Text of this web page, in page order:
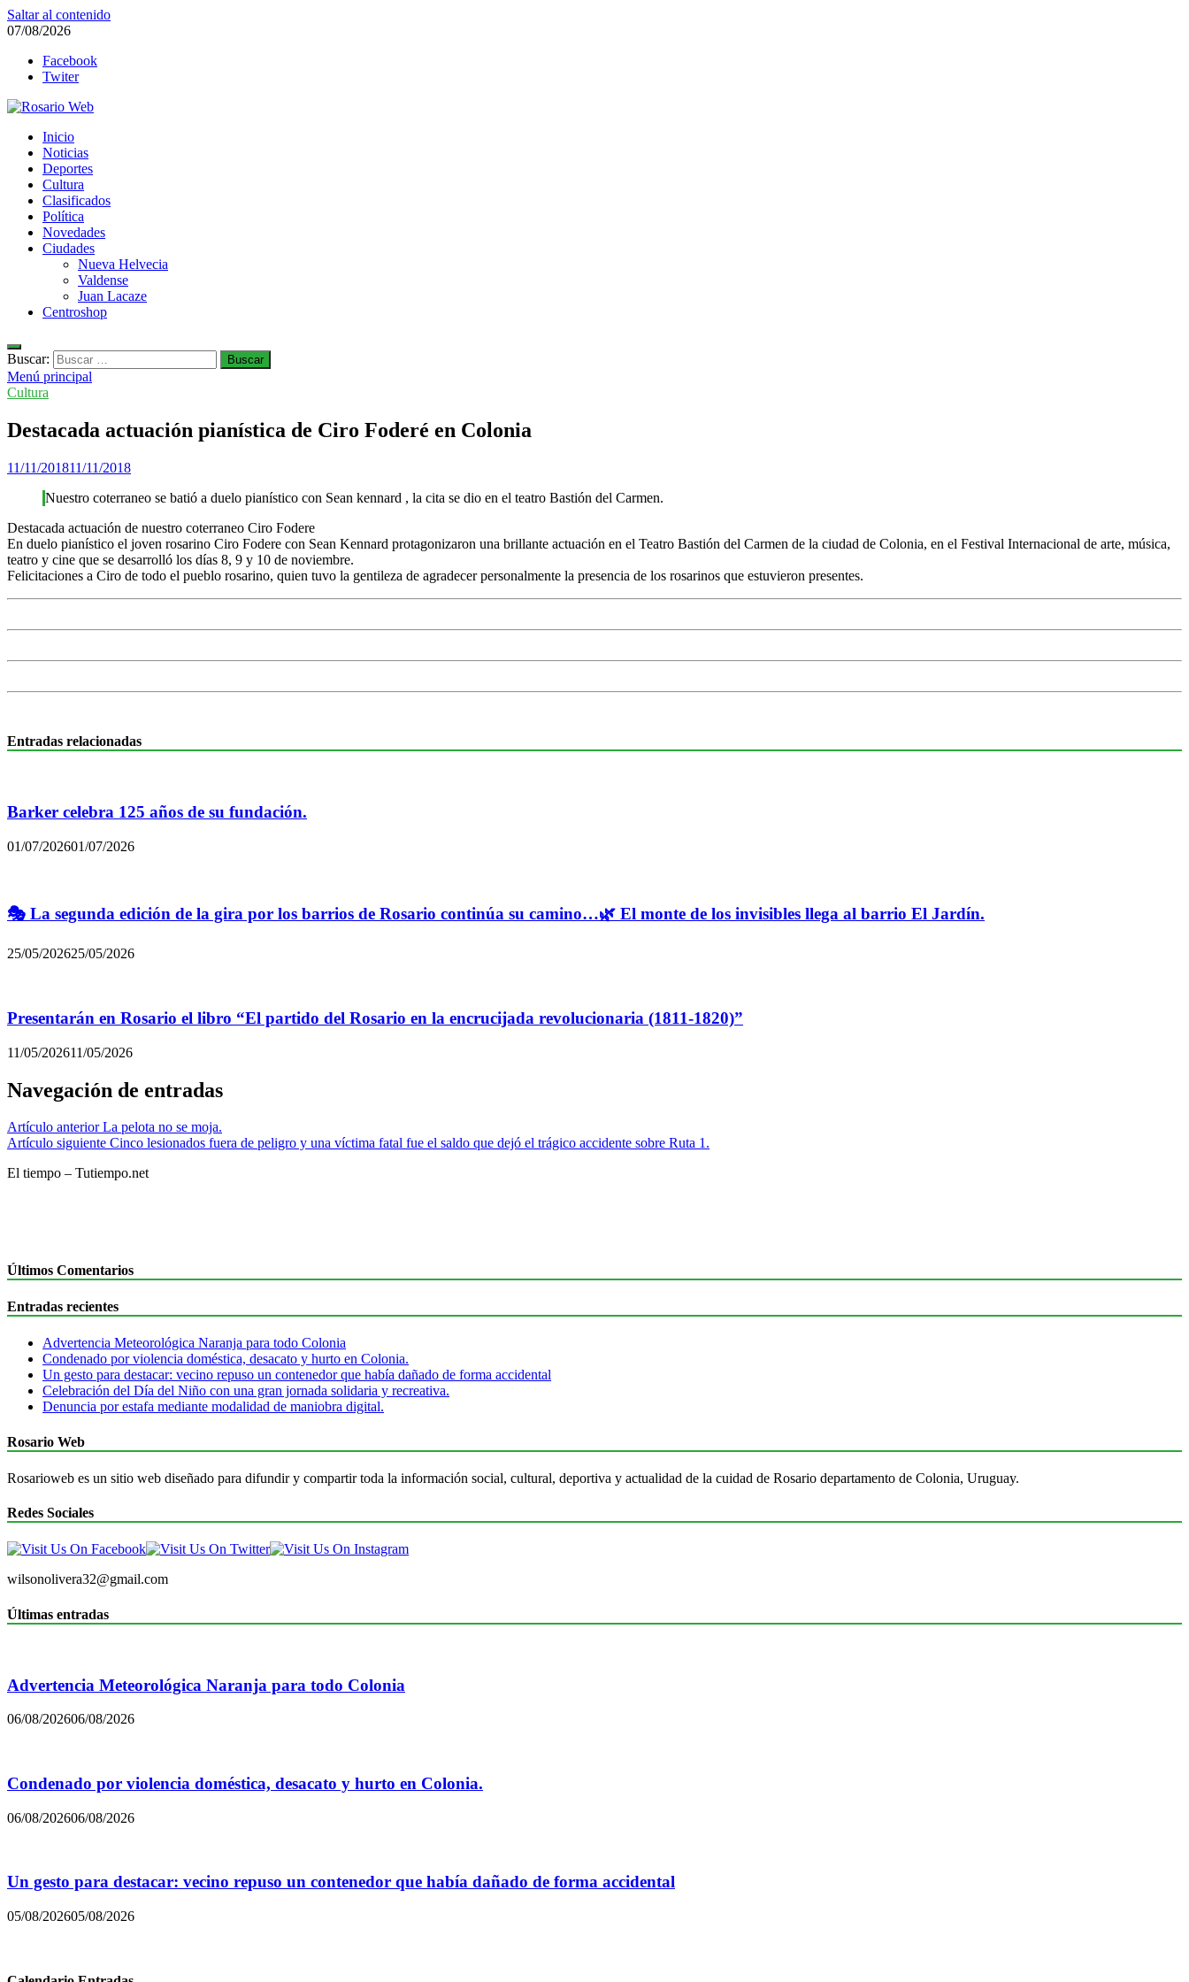
Saltar al contenido
07/08/2026
Facebook
Twiter
Rosario Web
Todas la noticias de Rosario y la zona
Inicio
Noticias
Deportes
Cultura
Clasificados
Política
Novedades
Ciudades
Nueva Helvecia
Valdense
Juan Lacaze
Centroshop
Buscar:
Menú principal
Cultura
Destacada actuación pianística de Ciro Foderé en Colonia
11/11/201811/11/2018
Nuestro coterraneo se batió a duelo pianístico con Sean kennard , la cita se dio en el teatro Bastión del Carmen.
Destacada actuación de nuestro coterraneo Ciro Fodere
En duelo pianístico el joven rosarino Ciro Fodere con Sean Kennard protagonizaron una brillante actuación en el Teatro Bastión del Carmen de la ciudad de Colonia, en el Festival Internacional de arte, música,
teatro y cine que se desarrolló los días 8, 9 y 10 de noviembre.
Felicitaciones a Ciro de todo el pueblo rosarino, quien tuvo la gentileza de agradecer personalmente la presencia de los rosarinos que estuvieron presentes.
Entradas relacionadas
Barker celebra 125 años de su fundación.
01/07/202601/07/2026
🎭 La segunda edición de la gira por los barrios de Rosario continúa su camino…🌿 El monte de los invisibles llega al barrio El Jardín.
25/05/202625/05/2026
Presentarán en Rosario el libro “El partido del Rosario en la encrucijada revolucionaria (1811-1820)”
11/05/202611/05/2026
Navegación de entradas
Artículo anterior La pelota no se moja.
Artículo siguiente Cinco lesionados fuera de peligro y una víctima fatal fue el saldo que dejó el trágico accidente sobre Ruta 1.
El tiempo – Tutiempo.net
Últimos Comentarios
Entradas recientes
Advertencia Meteorológica Naranja para todo Colonia
Condenado por violencia doméstica, desacato y hurto en Colonia.
Un gesto para destacar: vecino repuso un contenedor que había dañado de forma accidental
Celebración del Día del Niño con una gran jornada solidaria y recreativa.
Denuncia por estafa mediante modalidad de maniobra digital.
Rosario Web
Rosarioweb es un sitio web diseñado para difundir y compartir toda la información social, cultural, deportiva y actualidad de la cuidad de Rosario departamento de Colonia, Uruguay.
Redes Sociales
wilsonolivera32@gmail.com
Últimas entradas
Advertencia Meteorológica Naranja para todo Colonia
06/08/202606/08/2026
Condenado por violencia doméstica, desacato y hurto en Colonia.
06/08/202606/08/2026
Un gesto para destacar: vecino repuso un contenedor que había dañado de forma accidental
05/08/202605/08/2026